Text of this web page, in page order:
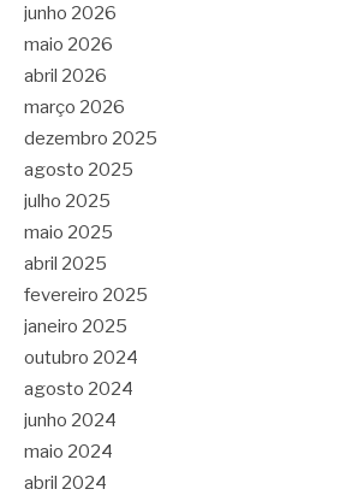
junho 2026
maio 2026
abril 2026
março 2026
dezembro 2025
agosto 2025
julho 2025
maio 2025
abril 2025
fevereiro 2025
janeiro 2025
outubro 2024
agosto 2024
junho 2024
maio 2024
abril 2024